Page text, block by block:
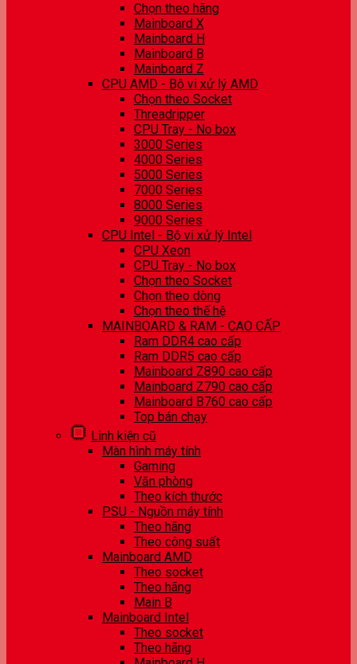
Chọn theo hãng
Mainboard X
Mainboard H
Mainboard B
Mainboard Z
CPU AMD - Bộ vi xử lý AMD
Chọn theo Socket
Threadripper
CPU Tray - No box
3000 Series
4000 Series
5000 Series
7000 Series
8000 Series
9000 Series
CPU Intel - Bộ vi xử lý Intel
CPU Xeon
CPU Tray - No box
Chọn theo Socket
Chọn theo dòng
Chọn theo thế hệ
MAINBOARD & RAM - CAO CẤP
Ram DDR4 cao cấp
Ram DDR5 cao cấp
Mainboard Z890 cao cấp
Mainboard Z790 cao cấp
Mainboard B760 cao cấp
Top bán chạy
Linh kiện cũ
Màn hình máy tính
Gaming
Văn phòng
Theo kích thước
PSU - Nguồn máy tính
Theo hãng
Theo công suất
Mainboard AMD
Theo socket
Theo hãng
Main B
Mainboard Intel
Theo socket
Theo hãng